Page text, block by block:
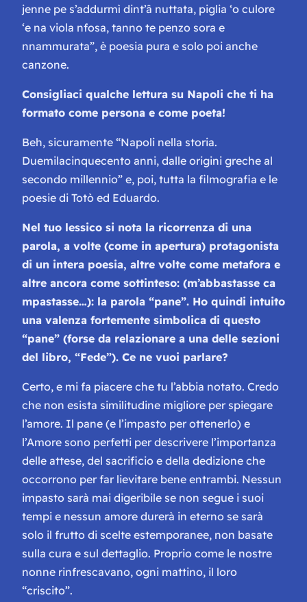
jenne pe s’addurmì dint’â nuttata, piglia ‘o culore
‘e na viola nfosa, tanno te penzo sora e
nnammurata”, è poesia pura e solo poi anche
canzone.
Consigliaci qualche lettura su Napoli che ti ha
formato come persona e come poeta!
Beh, sicuramente “Napoli nella storia.
Duemilacinquecento anni, dalle origini greche al
secondo millennio” e, poi, tutta la filmografia e le
poesie di Totò ed Eduardo.
Nel tuo lessico si nota la ricorrenza di una
parola, a volte (come in apertura) protagonista
di un intera poesia, altre volte come metafora e
altre ancora come sottinteso: (m’abbastasse ca
mpastasse…): la parola “pane”. Ho quindi intuito
una valenza fortemente simbolica di questo
“pane” (forse da relazionare a una delle sezioni
del libro, “Fede”). Ce ne vuoi parlare?
Certo, e mi fa piacere che tu l’abbia notato. Credo
che non esista similitudine migliore per spiegare
l’amore. Il pane (e l’impasto per ottenerlo) e
l’Amore sono perfetti per descrivere l’importanza
delle attese, del sacrificio e della dedizione che
occorrono per far lievitare bene entrambi. Nessun
impasto sarà mai digeribile se non segue i suoi
tempi e nessun amore durerà in eterno se sarà
solo il frutto di scelte estemporanee, non basate
sulla cura e sul dettaglio. Proprio come le nostre
nonne rinfrescavano, ogni mattino, il loro
“criscito”.